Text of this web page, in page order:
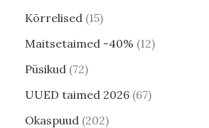
Kõrrelised 15
Maitsetaimed -40% 12
Püsikud 72
UUED taimed 2026 67
Okaspuud 202